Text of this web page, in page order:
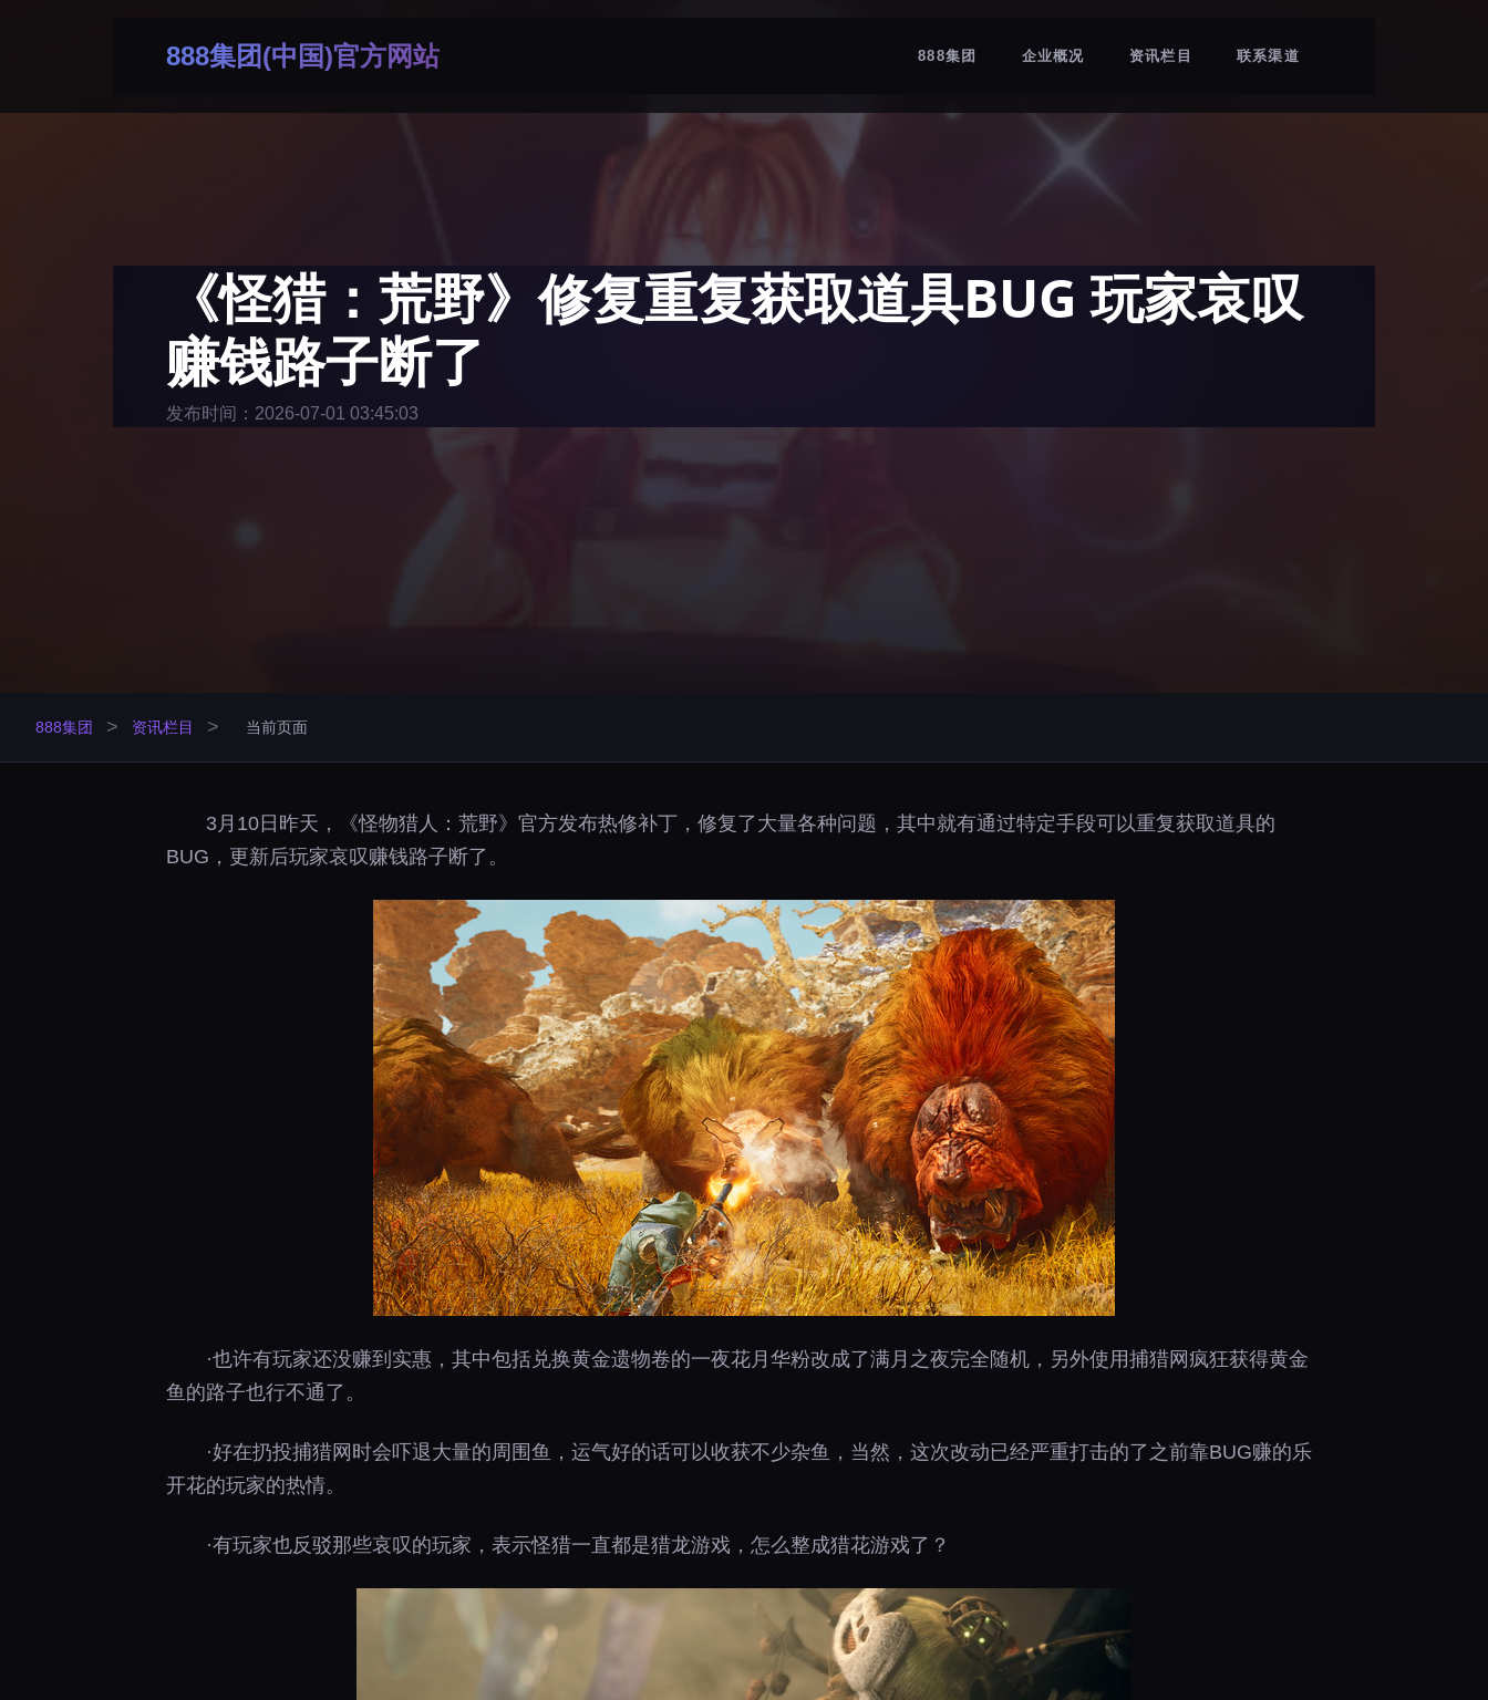
888集团(中国)官方网站 888集团 企业概况 资讯栏目 联系渠道
《怪猎：荒野》修复重复获取道具BUG 玩家哀叹
赚钱路子断了
发布时间：2026-07-01 03:45:03
888集团 > 资讯栏目 > 当前页面
3月10日昨天，《怪物猎人：荒野》官方发布热修补丁，修复了大量各种问题，其中就有通过特定手段可以重复获取道具的
BUG，更新后玩家哀叹赚钱路子断了。
·也许有玩家还没赚到实惠，其中包括兑换黄金遗物卷的一夜花月华粉改成了满月之夜完全随机，另外使用捕猎网疯狂获得黄金
鱼的路子也行不通了。
·好在扔投捕猎网时会吓退大量的周围鱼，运气好的话可以收获不少杂鱼，当然，这次改动已经严重打击的了之前靠BUG赚的乐
开花的玩家的热情。
·有玩家也反驳那些哀叹的玩家，表示怪猎一直都是猎龙游戏，怎么整成猎花游戏了？